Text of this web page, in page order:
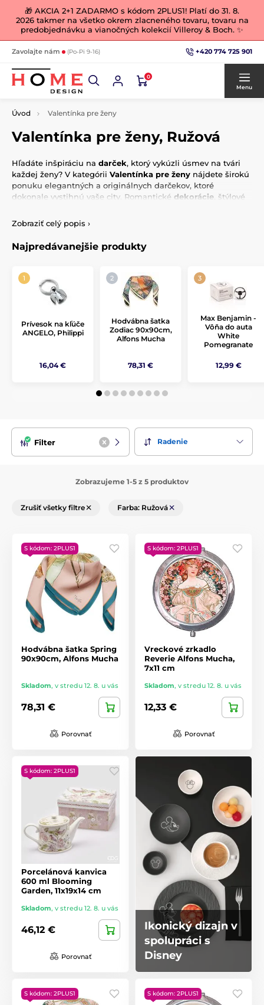
🎁 AKCIA 2+1 ZADARMO s kódom 2PLUS1! Platí do 31. 8.
2026 takmer na všetko okrem zlacneného tovaru, tovaru na
predobjednávku a vianočných kolekcií Villeroy & Boch. ✨
Zavolajte nám (Po-Pi 9-16) +420 774 725 901
0
Menu
Úvod Valentínka pre ženy
Valentínka pre ženy, Ružová
Hľadáte inšpiráciu na darček, ktorý vykúzli úsmev na tvári
každej ženy? V kategórii Valentínka pre ženy nájdete širokú
ponuku elegantných a originálnych darčekov, ktoré
dokonale vystihnú vaše city. Romantické dekorácie , štýlové
dizajnom – všetko je starostlivo vybrané tak, aby oslovilo
ženy, ktoré majú zmysel pre detail a krásu. Prekvapte svoju
partnerku, mamičku alebo kamarátku niečím výnimočným a
urobte z tohtoročného Valentínanezabudnuteľný zážitok
Zobraziť celý popis ›
Najpredávanejšie produkty
Prívesok na kľúče
ANGELO, Philippi
16,04 €
Hodvábna šatka
Zodiac 90x90cm,
Alfons Mucha
78,31 €
Max Benjamin -
Vôňa do auta
White
Pomegranate
12,99 €
Filter Radenie
Zobrazujeme 1-5 z 5 produktov
Zrušiť všetky filtre Farba: Ružová
S kódom: 2PLUS1
Hodvábna šatka Spring
90x90cm, Alfons Mucha
Skladom, v stredu 12. 8. u vás
78,31 €
Porovnať
S kódom: 2PLUS1
Vreckové zrkadlo
Reverie Alfons Mucha,
7x11 cm
Skladom, v stredu 12. 8. u vás
12,33 €
Porovnať
S kódom: 2PLUS1
Porcelánová kanvica
600 ml Blooming
Garden, 11x19x14 cm
Skladom, v stredu 12. 8. u vás
46,12 €
Porovnať
Ikonický dizajn v
spolupráci s
Disney
S kódom: 2PLUS1 S kódom: 2PLUS1